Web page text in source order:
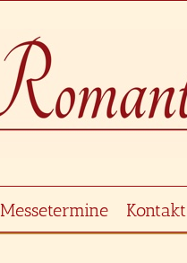
Messetermine Kontakt